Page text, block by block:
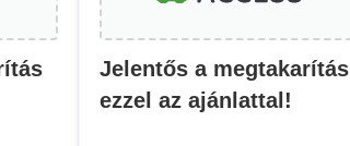
Jelentős a megtakarítás
ezzel az ajánlattal!